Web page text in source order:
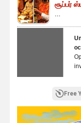
சூப்பர்
...
Free